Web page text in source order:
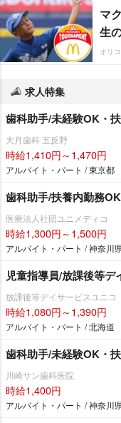
マ
生
オリ
求人特集
歯科助手/未経験OK・
大月歯科 五反野
時給1,410円～1,470円
アルバイト・パート / 東京都
歯科助手/扶養内勤務
医療法人社団ユニメディコ
時給1,300円～1,500円
アルバイト・パート / 神奈川
児童指導員/放課後等
放課後等デイサービスユニコ
時給1,080円～1,390円
アルバイト・パート / 北海道
歯科助手/未経験OK・
川崎サン歯科医院
時給1,400円
アルバイト・パート / 神奈川